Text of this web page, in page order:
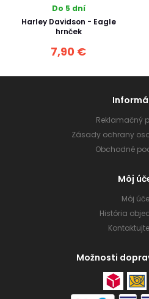
Do 5 dní
Harley Davidson - Eagle
hrnček
7,90 €
Reklamačný
Zásady ochrany
Obchodné
Môj
Môj
História
Možnosti